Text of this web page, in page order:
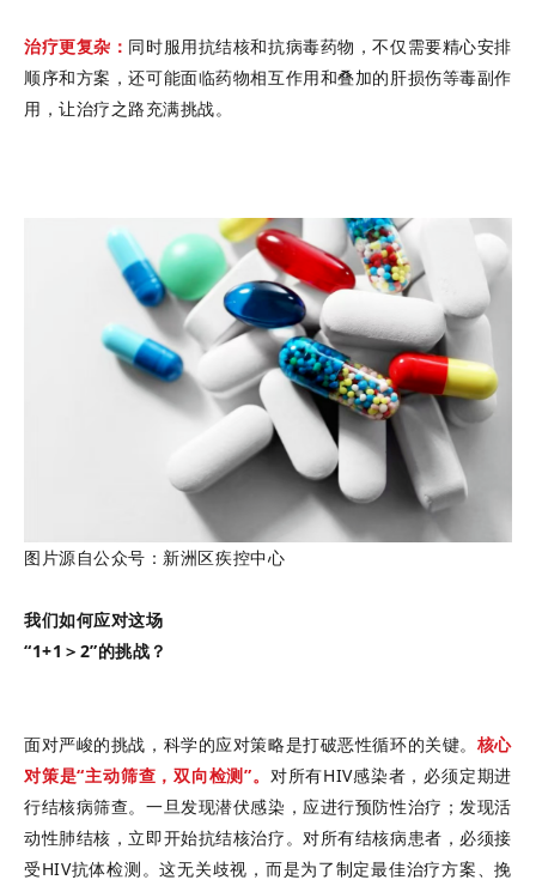
治疗更复杂： 同时服用抗结核和抗病毒药物，不仅需要精心安排
顺序和方案，还可能面临药物相互作用和叠加的肝损伤等毒副作
用，让治疗之路充满挑战。
图片源自公众号：新洲区疾控中心
我们如何应对这场
“1+1＞2”的挑战？
面对严峻的挑战，科学的应对策略是打破恶性循环的关键。 核心
对策是“主动筛查，双向检测”。 对所有HIV感染者，必须定期进
行结核病筛查。一旦发现潜伏感染，应进行预防性治疗；发现活
动性肺结核，立即开始抗结核治疗。对所有结核病患者，必须接
受HIV抗体检测。这无关歧视，而是为了制定最佳治疗方案、挽